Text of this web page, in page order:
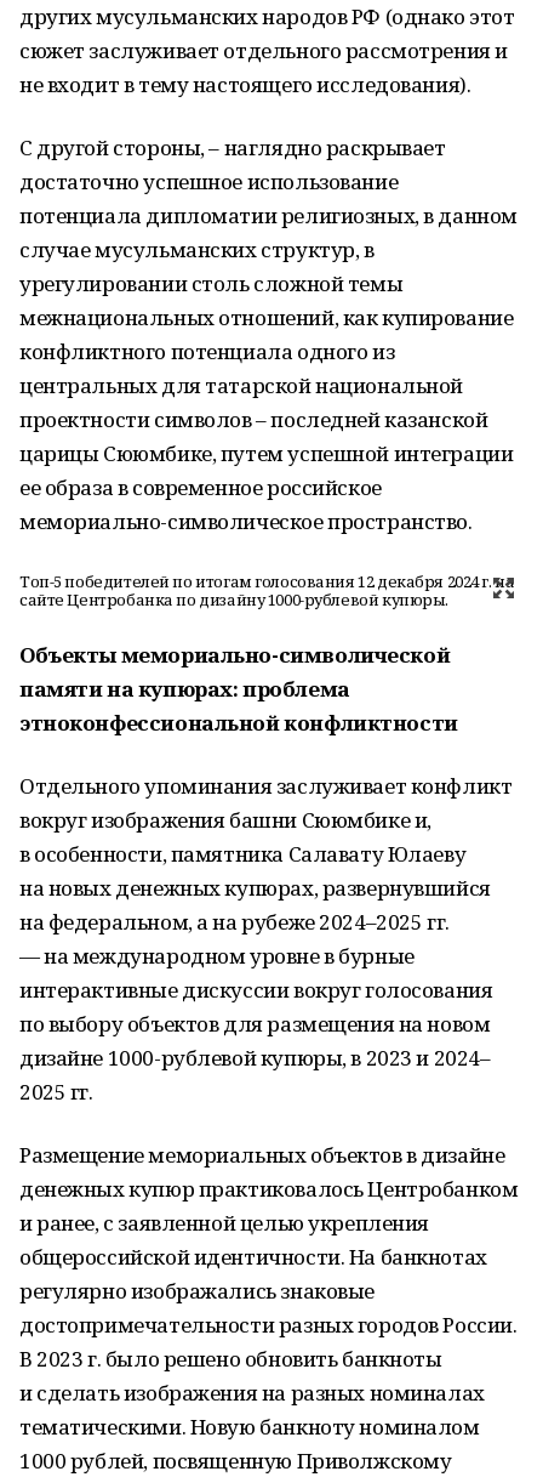
других мусульманских народов РФ (однако этот
сюжет заслуживает отдельного рассмотрения и
не входит в тему настоящего исследования).
С другой стороны, – наглядно раскрывает
достаточно успешное использование
потенциала дипломатии религиозных, в данном
случае мусульманских структур, в
урегулировании столь сложной темы
межнациональных отношений, как купирование
конфликтного потенциала одного из
центральных для татарской национальной
проектности символов – последней казанской
царицы Сююмбике, путем успешной интеграции
ее образа в современное российское
мемориально-символическое пространство.
Топ-5 победителей по итогам голосования 12 декабря 2024 г. на
сайте Центробанка по дизайну 1000-рублевой купюры.
Объекты мемориально-символической
памяти на купюрах: проблема
этноконфессиональной конфликтности
Отдельного упоминания заслуживает конфликт
вокруг изображения башни Сююмбике и,
в особенности, памятника Салавату Юлаеву
на новых денежных купюрах, развернувшийся
на федеральном, а на рубеже 2024–2025 гг.
— на международном уровне в бурные
интерактивные дискуссии вокруг голосования
по выбору объектов для размещения на новом
дизайне 1000-рублевой купюры, в 2023 и 2024–
2025 гг.
Размещение мемориальных объектов в дизайне
денежных купюр практиковалось Центробанком
и ранее, с заявленной целью укрепления
общероссийской идентичности. На банкнотах
регулярно изображались знаковые
достопримечательности разных городов России.
В 2023 г. было решено обновить банкноты
и сделать изображения на разных номиналах
тематическими. Новую банкноту номиналом
1000 рублей, посвященную Приволжскому